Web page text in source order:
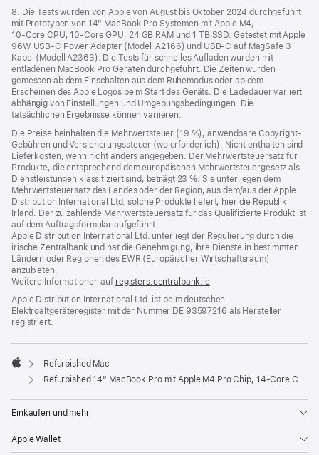
8. Die Tests wurden von Apple von August bis Oktober 2024 durchgeführt
mit Prototypen von 14" MacBook Pro Systemen mit Apple M4,
10‑Core CPU, 10‑Core GPU, 24 GB RAM und 1 TB SSD. Getestet mit Apple
96W USB‑C Power Adapter (Modell A2166) und USB‑C auf MagSafe 3
Kabel (Modell A2363). Die Tests für schnelles Aufladen wurden mit
entladenen MacBook Pro Geräten durchgeführt. Die Zeiten wurden
gemessen ab dem Einschalten aus dem Ruhemodus oder ab dem
Erscheinen des Apple Logos beim Start des Geräts. Die Ladedauer variiert
abhängig von Einstellungen und Umgebungsbedingungen. Die
tatsächlichen Ergebnisse können variieren.
Die Preise beinhalten die Mehrwertsteuer (19 %), anwendbare Copyright-
Gebühren und Versicherungssteuer (wo erforderlich). Nicht enthalten sind
Lieferkosten, wenn nicht anders angegeben. Der Mehrwertsteuersatz für
Produkte, die entsprechend dem europäischen Mehrwertsteuergesetz als
Dienstleistungen klassifiziert sind, beträgt 23 %. Sie unterliegen dem
Mehrwertsteuersatz des Landes oder der Region, aus dem/aus der Apple
Distribution International Ltd. solche Produkte liefert, hier die Republik
Irland. Der zu zahlende Mehrwertsteuersatz für das Qualifizierte Produkt ist
auf dem Auftragsformular aufgeführt.
Apple Distribution International Ltd. unterliegt der Regulierung durch die
irische Zentralbank und hat die Genehmigung, ihre Dienste in bestimmten
Ländern oder Regionen des EWR (Europäischer Wirtschaftsraum)
anzubieten.
Weitere Informationen auf registers.centralbank.ie
Apple Distribution International Ltd. ist beim deutschen
Elektroaltgeräteregister mit der Nummer DE 93597216 als Hersteller
registriert.
Apple
Refurbished Mac
Refurbished 14" MacBook Pro mit Apple M4 Pro Chip, 14‑Core CPU und 20‑Core GPU, Display mit Nanotextur – Space Schwarz
Einkaufen und mehr
Apple Wallet